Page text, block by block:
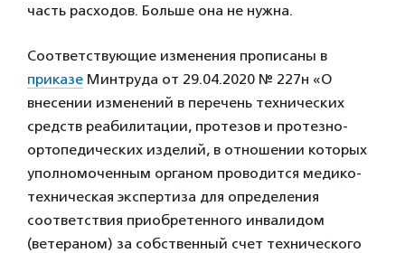
часть расходов. Больше она не нужна.
Соответствующие изменения прописаны в
приказе Минтруда от 29.04.2020 № 227н «О
внесении изменений в перечень технических
средств реабилитации, протезов и протезно-
ортопедических изделий, в отношении которых
уполномоченным органом проводится медико-
техническая экспертиза для определения
соответствия приобретенного инвалидом
(ветераном) за собственный счет технического